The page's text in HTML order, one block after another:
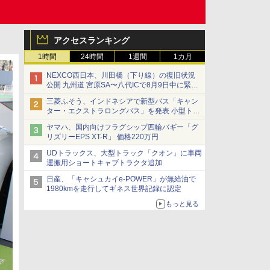
アクセスランキング
1時間 24時間 1週間 1カ月
NEXCO西日本、川田橋（下り線）の復旧状況
公開 九州道 宮原SA〜八代ICで8月9日中に緊急
車両を通行可能に
三菱ふそう、インドネシアで新型バス「キャン
ター・エクストラロングバス」を発表 小型トラ
ックベースの観光・旅客輸送向けバス
ヤマハ、国内向けフラグシップ四輪バギー「グ
リズリーEPS XT-R」 価格220万円
UDトラックス、大型トラック「クオン」に車両
運搬用ショートキャブトラクタ追加
日産、「キャシュカイe-POWER」が無給油で
1980kmを走行してギネス世界記録に認定
もっと見る